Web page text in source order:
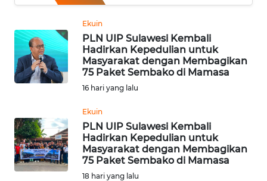
Ekuin
PLN UIP Sulawesi Kembali
Hadirkan Kepedulian untuk
Masyarakat dengan Membagikan
75 Paket Sembako di Mamasa
16 hari yang lalu
Ekuin
PLN UIP Sulawesi Kembali
Hadirkan Kepedulian untuk
Masyarakat dengan Membagikan
75 Paket Sembako di Mamasa
18 hari yang lalu
SERBI
MANDALIKA
OPINI
INDEKS
BERITA